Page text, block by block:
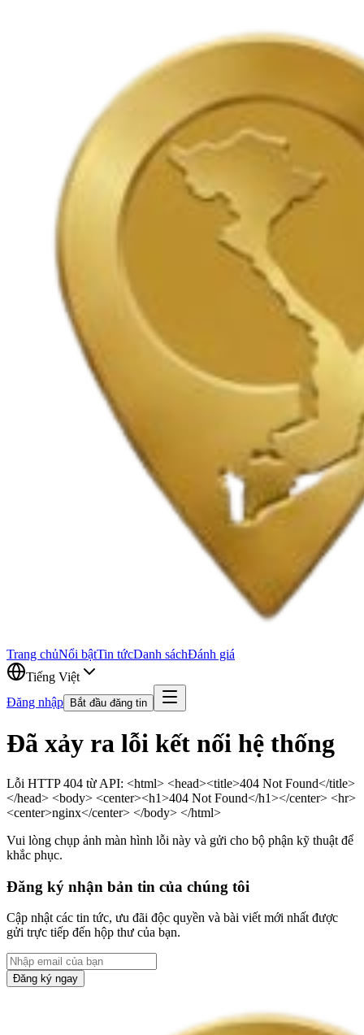
Trang chủNổi bậtTin tứcDanh sáchĐánh giá
Tiếng Việt
Đăng nhập
Bắt đầu đăng tin
Đã xảy ra lỗi kết nối hệ thống
Lỗi HTTP 404 từ API: <html> <head><title>404 Not Found</title>
</head> <body> <center><h1>404 Not Found</h1></center> <hr>
<center>nginx</center> </body> </html>
Vui lòng chụp ảnh màn hình lỗi này và gửi cho bộ phận kỹ thuật để
khắc phục.
Đăng ký nhận bản tin của chúng tôi
Cập nhật các tin tức, ưu đãi độc quyền và bài viết mới nhất được
gửi trực tiếp đến hộp thư của bạn.
Đăng ký ngay